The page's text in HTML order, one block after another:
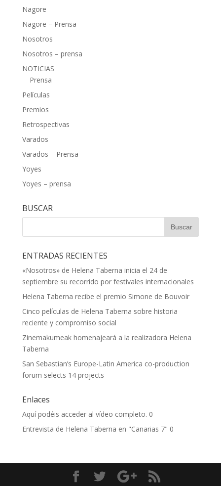
Nagore
Nagore – Prensa
Nosotros
Nosotros – prensa
NOTICIAS
Prensa
Películas
Premios
Retrospectivas
Varados
Varados – Prensa
Yoyes
Yoyes – prensa
BUSCAR
ENTRADAS RECIENTES
«Nosotros» de Helena Taberna inicia el 24 de
septiembre su recorrido por festivales internacionales
Helena Taberna recibe el premio Simone de Bouvoir
Cinco películas de Helena Taberna sobre historia
reciente y compromiso social
Zinemakumeak homenajeará a la realizadora Helena
Taberna
San Sebastian’s Europe-Latin America co-production
forum selects 14 projects
Enlaces
Aquí podéis acceder al vídeo completo. 0
Entrevista de Helena Taberna en "Canarias 7" 0